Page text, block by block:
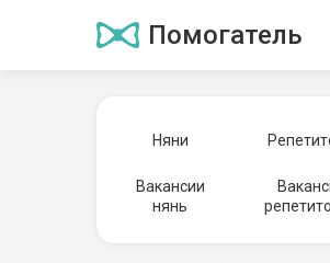
Помогатель
Няни
Вакансии
нянь